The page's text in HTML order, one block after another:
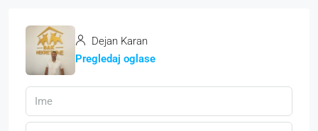
Dejan Karan
Pregledaj oglase